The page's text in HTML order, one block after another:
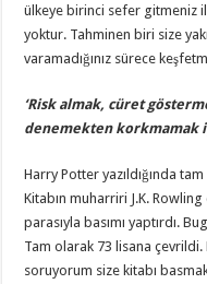
ülkeye birinci sefer gitmeniz
yoktur. Tahminen biri size
varamadığınız sürece
‘Risk almak, cüret
denemekten korkmamak
Harry Potter yazıldığında
Kitabın muharriri J.K.
parasıyla basımı yaptırdı.
Tam olarak 73 lisana
soruyorum size kitabı